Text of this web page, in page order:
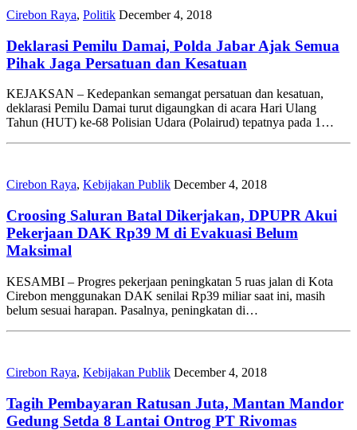
Cirebon Raya, Politik December 4, 2018
Deklarasi Pemilu Damai, Polda Jabar Ajak Semua
Pihak Jaga Persatuan dan Kesatuan
KEJAKSAN – Kedepankan semangat persatuan dan kesatuan,
deklarasi Pemilu Damai turut digaungkan di acara Hari Ulang
Tahun (HUT) ke-68 Polisian Udara (Polairud) tepatnya pada 1…
Cirebon Raya, Kebijakan Publik December 4, 2018
Croosing Saluran Batal Dikerjakan, DPUPR Akui
Pekerjaan DAK Rp39 M di Evakuasi Belum
Maksimal
KESAMBI – Progres pekerjaan peningkatan 5 ruas jalan di Kota
Cirebon menggunakan DAK senilai Rp39 miliar saat ini, masih
belum sesuai harapan. Pasalnya, peningkatan di…
Cirebon Raya, Kebijakan Publik December 4, 2018
Tagih Pembayaran Ratusan Juta, Mantan Mandor
Gedung Setda 8 Lantai Ontrog PT Rivomas